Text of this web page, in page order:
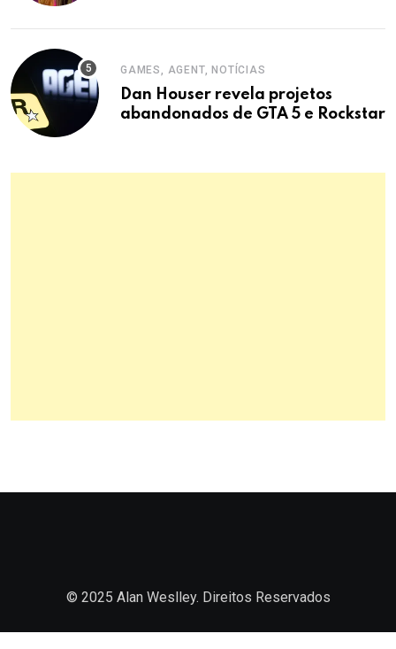
GAMES, AGENT, NOTÍCIAS
Dan Houser revela projetos
abandonados de GTA 5 e Rockstar
© 2025 Alan Weslley. Direitos Reservados